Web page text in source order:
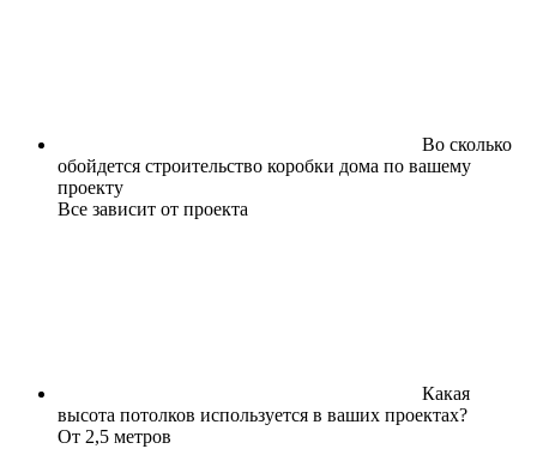
Во сколько
обойдется строительство коробки дома по вашему
проекту
Все зависит от проекта
Какая
высота потолков используется в ваших проектах?
От 2,5 метров